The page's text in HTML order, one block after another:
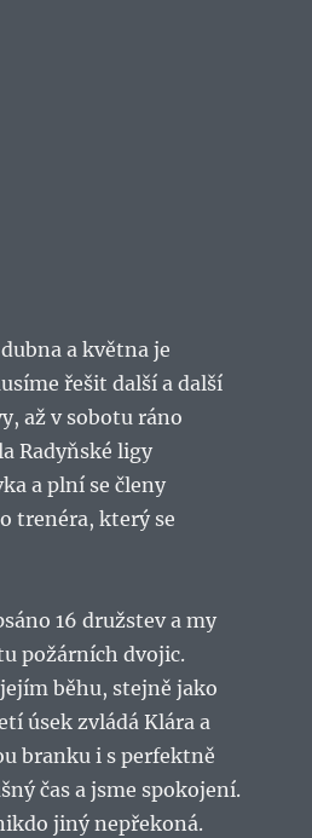
a května je
řešit další a další
až v sobotu ráno
Radyňské ligy
a plní se členy
trenéra, který se
16 družstev a my
požárních dvojic.
běhu, stejně jako
úsek zvládá Klára a
branku i s perfektně
čas a jsme spokojení.
jiný nepřekoná.